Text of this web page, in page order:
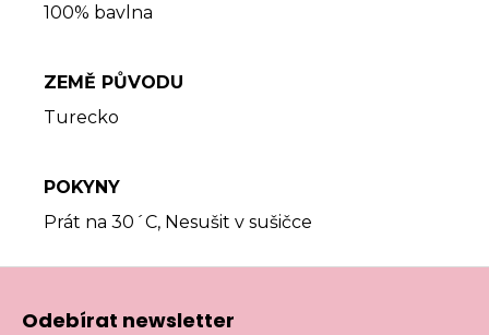
100% bavlna
ZEMĚ PŮVODU
Turecko
POKYNY
Prát na 30´C, Nesušit v sušičce
Z
Odebírat newsletter